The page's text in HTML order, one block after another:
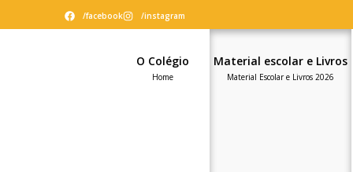
/facebook /instagram
O Colégio
Home
Material escolar e Livros
Material Escolar e Livros 2026